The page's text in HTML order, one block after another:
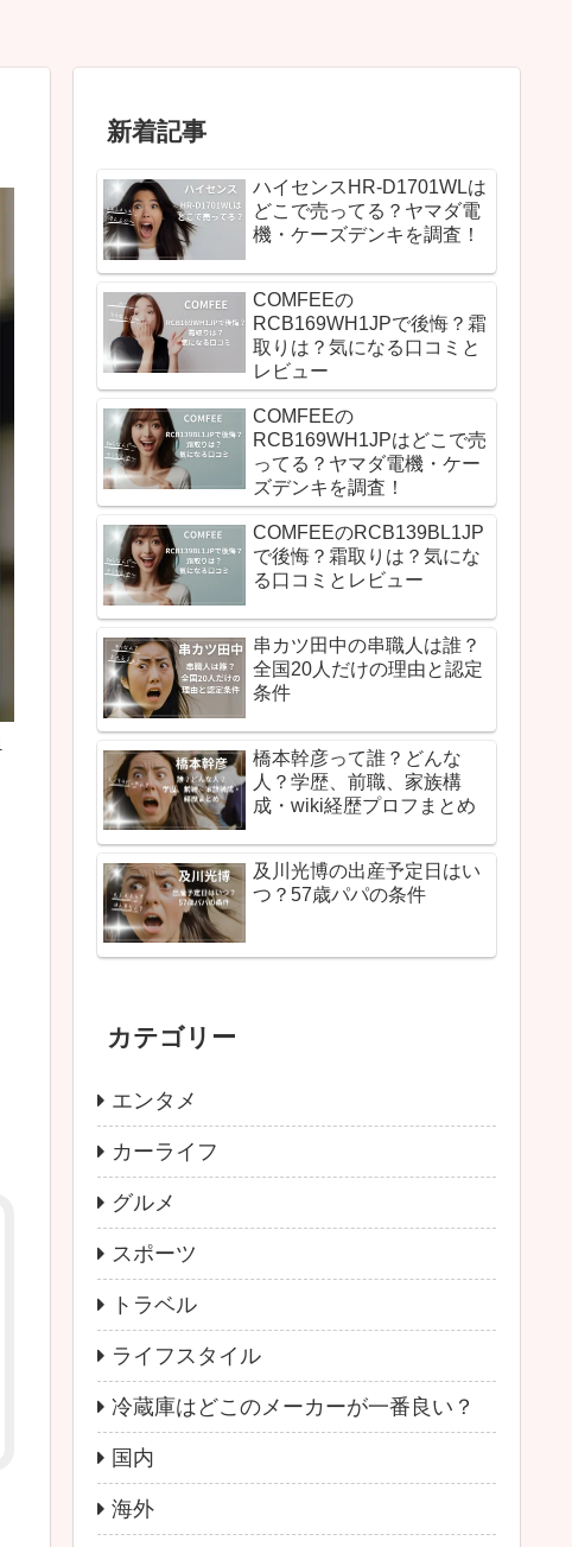
新着記事
ハイセンスHR-D1701WLは
どこで売ってる？ヤマダ電
機・ケーズデンキを調査！
COMFEEの
RCB169WH1JPで後悔？霜
取りは？気になる口コミと
レビュー
COMFEEの
RCB169WH1JPはどこで売
ってる？ヤマダ電機・ケー
ズデンキを調査！
COMFEEのRCB139BL1JP
で後悔？霜取りは？気にな
る口コミとレビュー
串カツ田中の串職人は誰？
全国20人だけの理由と認定
条件
橋本幹彦って誰？どんな
人？学歴、前職、家族構
成・wiki経歴プロフまとめ
及川光博の出産予定日はい
つ？57歳パパの条件
カテゴリー
エンタメ
カーライフ
グルメ
スポーツ
トラベル
ライフスタイル
冷蔵庫はどこのメーカーが一番良い？
国内
海外